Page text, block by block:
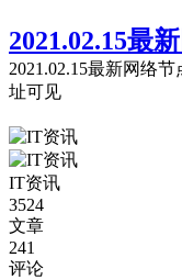
2021.02.15最
2021.02.15最新网络
址可见
IT资讯
3524
文章
241
评论